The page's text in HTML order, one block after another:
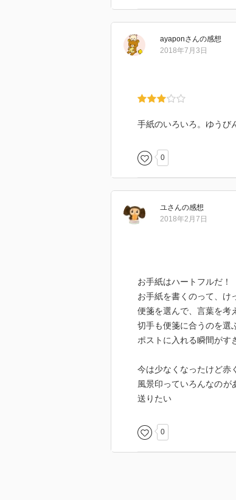
ayaponさんの感想
2018年7月3日
手紙のいろいろ。ゆうび
0
ユさんの感想
2018年2月7日
お手紙はハートフルだ！
お手紙を書くのって、け
便箋を選んで、言葉を考
切手も便箋に合うのを選
ポストに入れる瞬間がす
今は少なくなったけど赤
風景印っていろんなの
送りたい
0